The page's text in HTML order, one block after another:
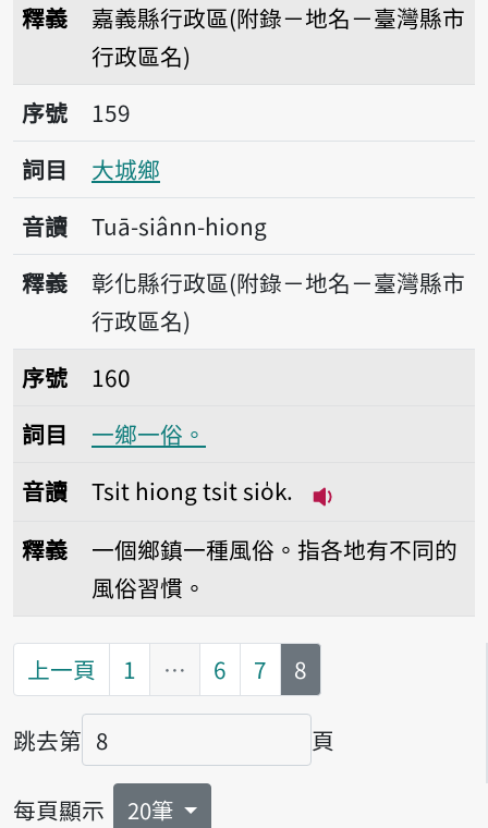
釋義
嘉義縣行政區(附錄－地名－臺灣縣市
行政區名)
序號159大城鄉
序號
159
詞目
大城鄉
音讀
Tuā-siânn-hiong
釋義
彰化縣行政區(附錄－地名－臺灣縣市
行政區名)
序號160一鄉一俗。
序號
160
詞目
一鄉一俗。
音讀
Tsi̍t hiong tsi̍t sio̍k.
釋義
一個鄉鎮一種風俗。指各地有不同的
風俗習慣。
上一頁 1 … 6 7 第
8
跳去第
頁碼
頁
每頁顯示 20筆